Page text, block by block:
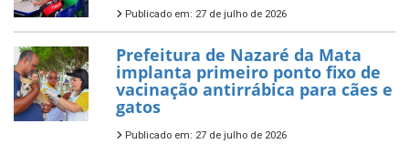
Publicado em: 27 de julho de 2026
Prefeitura de Nazaré da Mata
implanta primeiro ponto fixo de
vacinação antirrábica para cães e
gatos
Publicado em: 27 de julho de 2026